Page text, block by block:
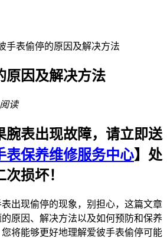
手表偷停的原因及解决方法
原因及解决方法
阅读
腕表出现故障，请立即送
表保养维修服务中心】处
损坏！
出现偷停的现象，别担心，这篇文章
原因、解决方法以及如何预防和保养
将能够更好地理解爱彼手表偷停可能